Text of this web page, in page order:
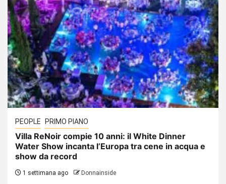
PEOPLE PRIMO PIANO
Villa ReNoir compie 10 anni: il White Dinner
Water Show incanta l’Europa tra cene in acqua e
show da record
1 settimana ago Donnainside